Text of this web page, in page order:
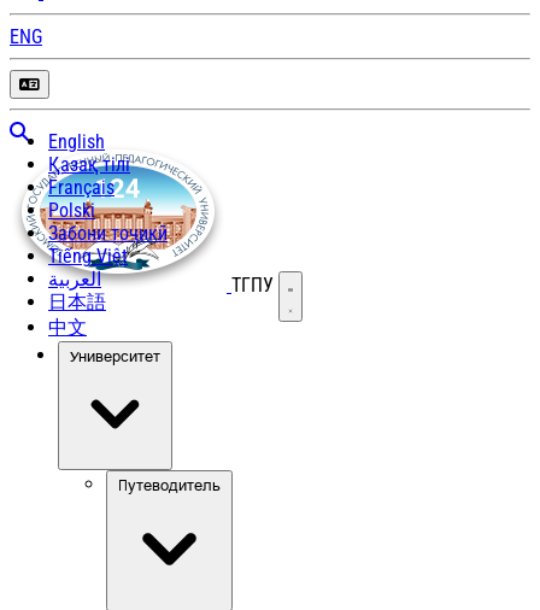
ENG
English
Қазақ тілі
Français
Polski
Забони тоҷикӣ
Tiếng Việt
العربية
日本語
中文
ТГПУ Открыть меню
Университет
Путеводитель